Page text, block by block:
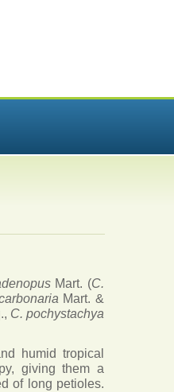
Mart. (C.
Mart. &
C. pochystachya
humid tropical
giving them a
of long petioles.